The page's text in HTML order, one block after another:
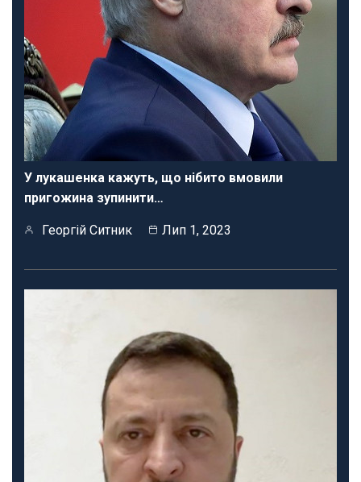
У лукашенка кажуть, що нібито вмовили
пригожина зупинити…
Георгій Ситник Лип 1, 2023